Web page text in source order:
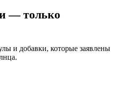
— только
и добавки, которые заявлены